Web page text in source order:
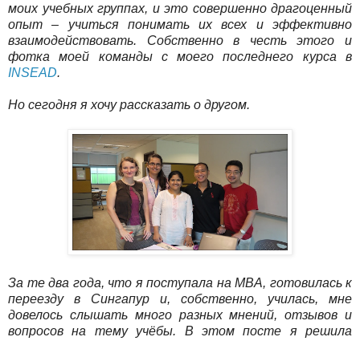
моих учебных группах, и это совершенно драгоценный
опыт – учиться понимать их всех и эффективно
взаимодействовать. Собственно в честь этого и
фотка моей команды с моего последнего курса в
INSEAD.
Но сегодня я хочу рассказать о другом.
За те два года, что я поступала на MBA, готовилась к
переезду в Сингапур и, собственно, училась, мне
довелось слышать много разных мнений, отзывов и
вопросов на тему учёбы. В этом посте я решила